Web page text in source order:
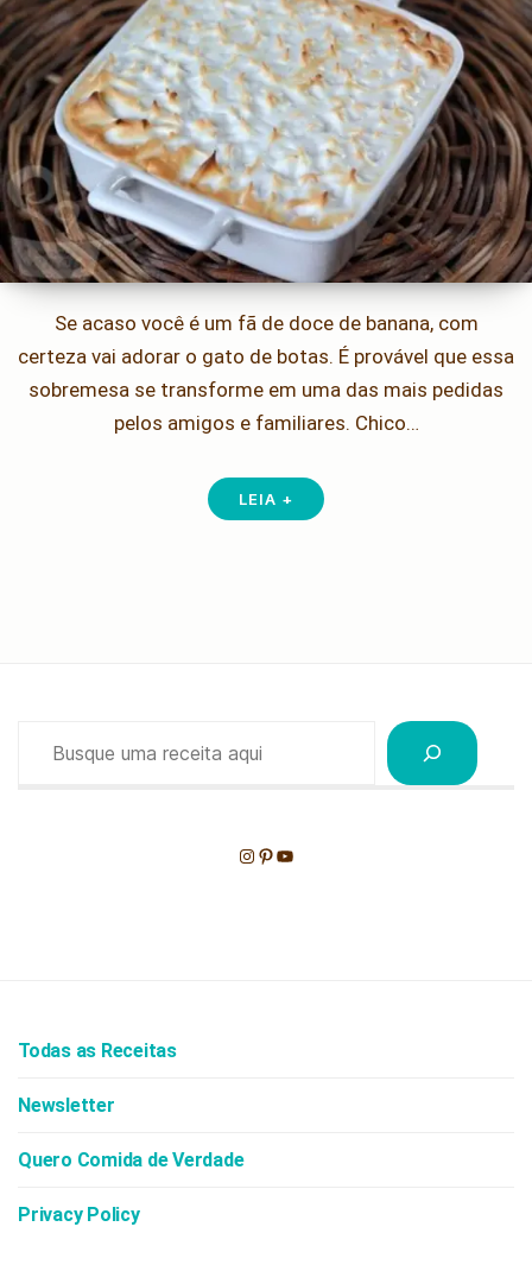
Se acaso você é um fã de doce de banana, com
certeza vai adorar o gato de botas. É provável que essa
sobremesa se transforme em uma das mais pedidas
pelos amigos e familiares. Chico…
LEIA +
Instagram
Pinterest
Youtube
Todas as Receitas
Newsletter
Quero Comida de Verdade
Privacy Policy